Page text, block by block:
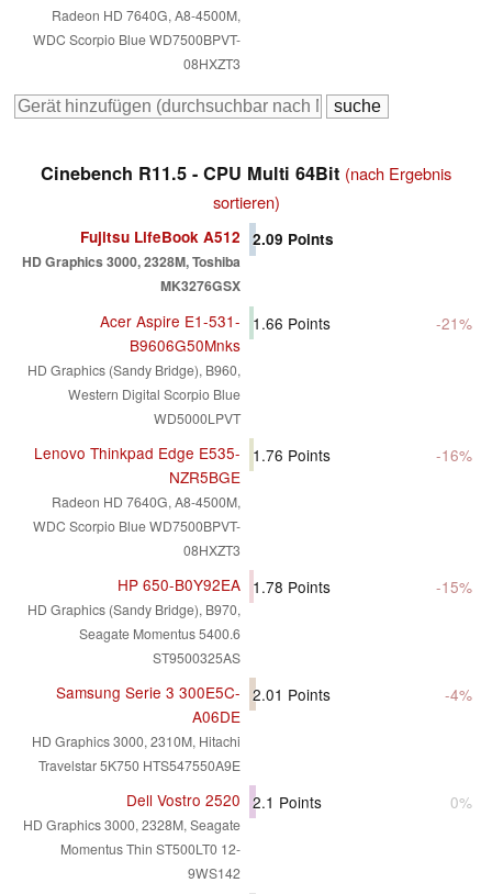
Radeon HD 7640G, A8-4500M,
WDC Scorpio Blue WD7500BPVT-
08HXZT3
Cinebench R11.5 - CPU Multi 64Bit (nach Ergebnis
sortieren)
Fujitsu LifeBook A512
HD Graphics 3000, 2328M, Toshiba
MK3276GSX
2.09 Points
Acer Aspire E1-531-
B9606G50Mnks
HD Graphics (Sandy Bridge), B960,
Western Digital Scorpio Blue
WD5000LPVT
1.66 Points -21%
Lenovo Thinkpad Edge E535-
NZR5BGE
Radeon HD 7640G, A8-4500M,
WDC Scorpio Blue WD7500BPVT-
08HXZT3
1.76 Points -16%
HP 650-B0Y92EA
HD Graphics (Sandy Bridge), B970,
Seagate Momentus 5400.6
ST9500325AS
1.78 Points -15%
Samsung Serie 3 300E5C-
A06DE
HD Graphics 3000, 2310M, Hitachi
Travelstar 5K750 HTS547550A9E
2.01 Points -4%
Dell Vostro 2520
HD Graphics 3000, 2328M, Seagate
Momentus Thin ST500LT0 12-
9WS142
2.1 Points 0%